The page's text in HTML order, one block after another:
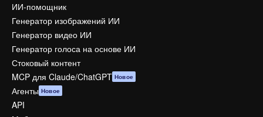
ИИ-помощник
Генератор изображений ИИ
Генератор видео ИИ
Генератор голоса на основе ИИ
Стоковый контент
MCP для Claude/ChatGPT Новое
Агенты Новое
API